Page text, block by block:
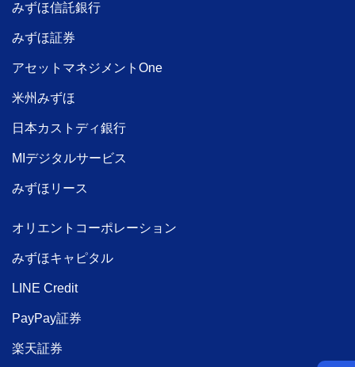
みずほ信託銀行
みずほ証券
アセットマネジメントOne
米州みずほ
日本カストディ銀行
MIデジタルサービス
みずほリース
オリエントコーポレーション
みずほキャピタル
LINE Credit
PayPay証券
楽天証券